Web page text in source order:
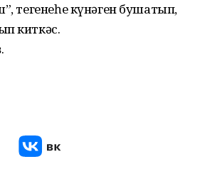
тегенеһе күнәген бушатып,
киткәс.